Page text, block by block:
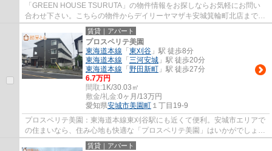
「GREEN HOUSE TSURUTA」の物件情報をお探しならお気軽にお問い
合わせ下さい。こちらの物件からデイリーヤマザキ安城箕輪町北店まで
241mです。お部屋にも運命の出会いというものがあり...
賃貸｜アパート
プロスペリテ美園
東海道本線 「 東刈谷 」駅 徒歩8分
東海道本線 「 三河安城 」駅 徒歩20分
東海道本線 「 野田新町 」駅 徒歩27分
6.7万円
間取:1K/30.03㎡
敷金/礼金:0ヶ月/13万円
愛知県安城市美園町 １丁目19-9
プロスペリテ美園：東海道本線東刈谷駅にも近くて便利。安城市エリアで
の住まいなら、住み心地も快適な「プロスペリテ美園」はいかがでしょう
か。お住まいをお探しの方は、当社オスス...
賃貸｜アパート